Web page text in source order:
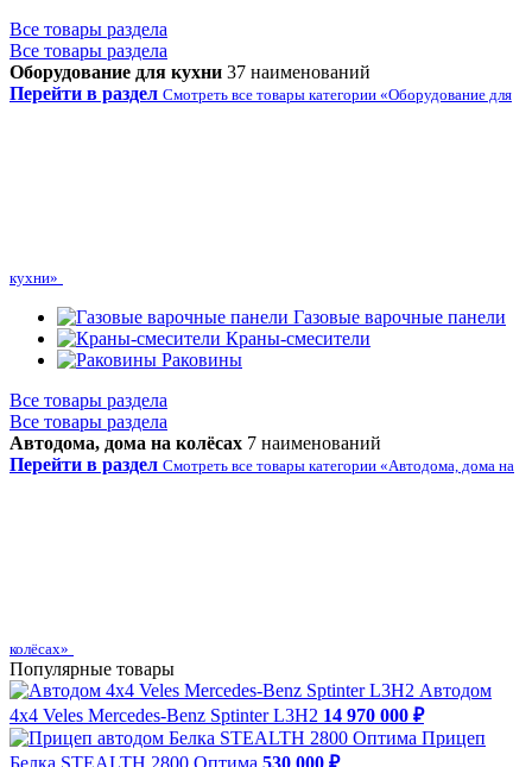
Все товары раздела
Все товары раздела
Оборудование для кухни 37 наименований
Перейти в раздел Смотреть все товары категории «Оборудование для
кухни»
Газовые варочные панели
Краны-смесители
Раковины
Все товары раздела
Все товары раздела
Автодома, дома на колёсах 7 наименований
Перейти в раздел Смотреть все товары категории «Автодома, дома на
колёсах»
Популярные товары
Автодом
4х4 Veles Mercedes-Benz Sptinter L3H2 14 970 000 ₽
Прицеп
Белка STEALTH 2800 Оптима 530 000 ₽